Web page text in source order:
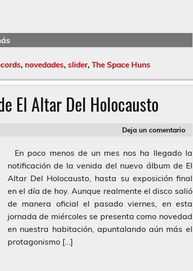
, novedades, slider, The Space Huns
El Altar Del Holocausto
Deja un comentario
En poco menos de un mes nos ha llegado la
notificación de la venida del nuevo álbum de El
Altar Del Holocausto, hasta su exposición final
en el día de hoy. Aunque realmente el disco salió
de manera oficial el pasado viernes, en esta
jornada de miércoles se presenta como novedad
en nuestra habitación, apuntalando aún más el
protagonismo […]